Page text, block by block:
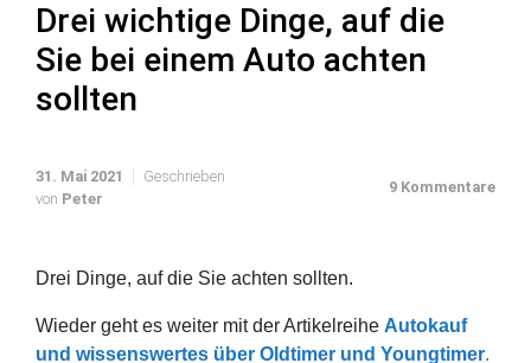
Drei wichtige Dinge, auf die
Sie bei einem Auto achten
sollten
31. Mai 2021
Geschrieben
von Peter
9 Kommentare
Drei Dinge, auf die Sie achten sollten.
Wieder geht es weiter mit der Artikelreihe Autokauf
und wissenswertes über Oldtimer und Youngtimer.